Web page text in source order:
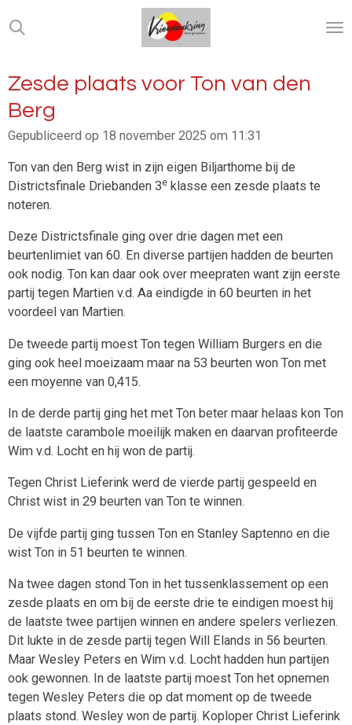
Ga
direct
de
hoofdinhoud
Zesde plaats voor Ton van den
Berg
Gepubliceerd op 18 november 2025 om 11:31
Ton van den Berg wist in zijn eigen Biljarthome bij de
Districtsfinale Driebanden 3e klasse een zesde plaats te
noteren.
Deze Districtsfinale ging over drie dagen met een
beurtenlimiet van 60. En diverse partijen hadden de beurten
ook nodig. Ton kan daar ook over meepraten want zijn eerste
partij tegen Martien v.d. Aa eindigde in 60 beurten in het
voordeel van Martien.
De tweede partij moest Ton tegen William Burgers en die
ging ook heel moeizaam maar na 53 beurten won Ton met
een moyenne van 0,415.
In de derde partij ging het met Ton beter maar helaas kon Ton
de laatste carambole moeilijk maken en daarvan profiteerde
Wim v.d. Locht en hij won de partij.
Tegen Christ Lieferink werd de vierde partij gespeeld en
Christ wist in 29 beurten van Ton te winnen.
De vijfde partij ging tussen Ton en Stanley Saptenno en die
wist Ton in 51 beurten te winnen.
Na twee dagen stond Ton in het tussenklassement op een
zesde plaats en om bij de eerste drie te eindigen moest hij
de laatste twee partijen winnen en andere spelers verliezen.
Dit lukte in de zesde partij tegen Will Elands in 56 beurten.
Maar Wesley Peters en Wim v.d. Locht hadden hun partijen
ook gewonnen. In de laatste partij moest Ton het opnemen
tegen Wesley Peters die op dat moment op de tweede
plaats stond. Wesley won de partij. Koploper Christ Lieferink